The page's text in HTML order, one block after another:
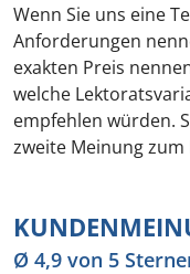
Wenn Sie uns eine
Anforderungen
exakten Preis
welche
empfehlen würden.
zweite Meinung zum
Ø 4,9 von 5